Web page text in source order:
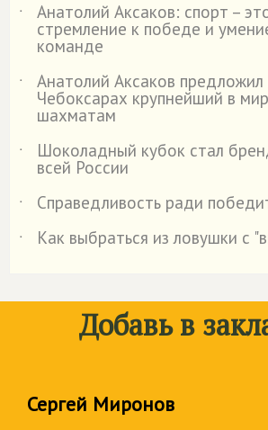
˙ Анатолий Аксаков: спорт –
стремление к победе и
команде
˙
Анатолий Аксаков предложил
Чебоксарах крупнейший в
шахматам
˙
Шоколадный кубок стал
всей России
˙
Справедливость ради
˙
Как выбраться из ловушки с
Добавь в
Сергей Миронов